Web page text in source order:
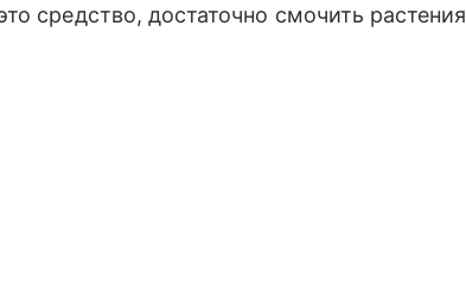
средство, достаточно смочить растения